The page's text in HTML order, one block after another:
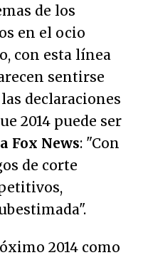
de los
en el ocio
con esta línea
sentirse
declaraciones
2014 puede ser
Fox News: "Con
de corte
".
2014 como